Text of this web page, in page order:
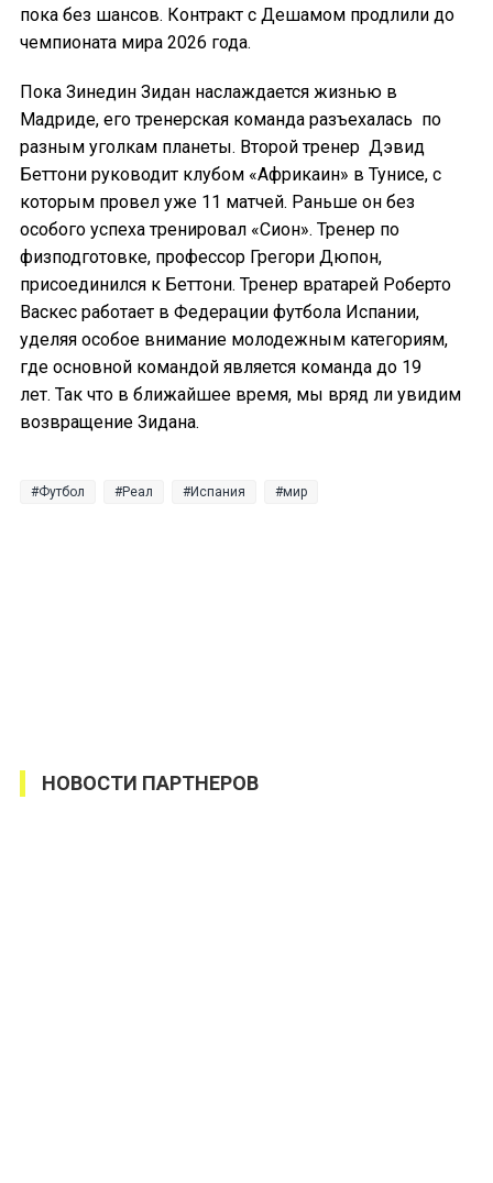
пока без шансов. Контракт с Дешамом продлили до
чемпионата мира 2026 года.
Пока Зинедин Зидан наслаждается жизнью в
Мадриде, его тренерская команда разъехалась по
разным уголкам планеты. Второй тренер Дэвид
Беттони руководит клубом «Африкаин» в Тунисе, с
которым провел уже 11 матчей. Раньше он без
особого успеха тренировал «Сион». Тренер по
физподготовке, профессор Грегори Дюпон,
присоединился к Беттони. Тренер вратарей Роберто
Васкес работает в Федерации футбола Испании,
уделяя особое внимание молодежным категориям,
где основной командой является команда до 19
лет. Так что в ближайшее время, мы вряд ли увидим
возвращение Зидана.
Футбол Реал Испания мир
НОВОСТИ ПАРТНЕРОВ